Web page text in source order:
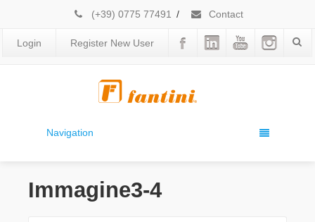
(+39) 0775 77491 / Contact
Login Register New User
Navigation
Immagine3-4